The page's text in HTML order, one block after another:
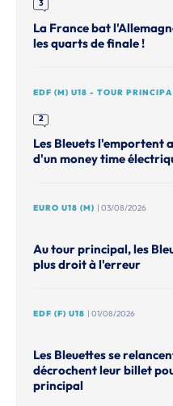
3
La France bat
les quarts de finale !
EDF (M) U18 - TOUR
2
Les Bleuets l'emportent
d'un money time
EURO U18 (M) | 03/08/2026
Au tour principal, les
plus droit à l'erreur
EDF (F) U18 | 01/08/2026
Les Bleuettes se
décrochent leur billet
principal